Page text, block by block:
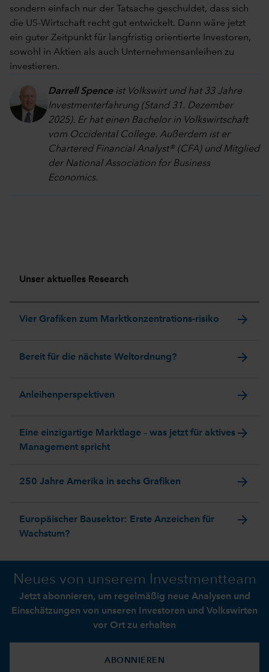
sondern einfach nur der Tatsache geschuldet, dass sich
die US-Wirtschaft recht gut entwickelt. Dann wäre jetzt
ein guter Zeitpunkt für langfristig orientierte Investoren,
sowohl in Aktien als auch Unternehmensanleihen zu
investieren.
Darrell Spenceist Volkswirt und hat 33 Jahre
Investmenterfahrung (Stand 31. Dezember
2025). Er hat einen Bachelor in Volkswirtschaft
vom Occidental College. Außerdem ist er
Chartered Financial Analyst® (CFA) und Mitglied
der National Association for Business
Economics.
Unser aktuelles Research
Vier Grafiken zum Marktkonzentrations-risiko arrow_forward
Bereit für die nächste Weltordnung? arrow_forward
Anleihenperspektiven arrow_forward
Eine einzigartige Marktlage – was jetzt für aktives
Management spricht
arrow_forward
250 Jahre Amerika in sechs Grafiken arrow_forward
Europäischer Bausektor: Erste Anzeichen für
Wachstum?
arrow_forward
Neues von unserem Investmentteam
Jetzt abonnieren, um regelmäßig neue Analysen und
Einschätzungen von unseren Investoren und Volkswirten
vor Ort zu erhalten
ABONNIEREN